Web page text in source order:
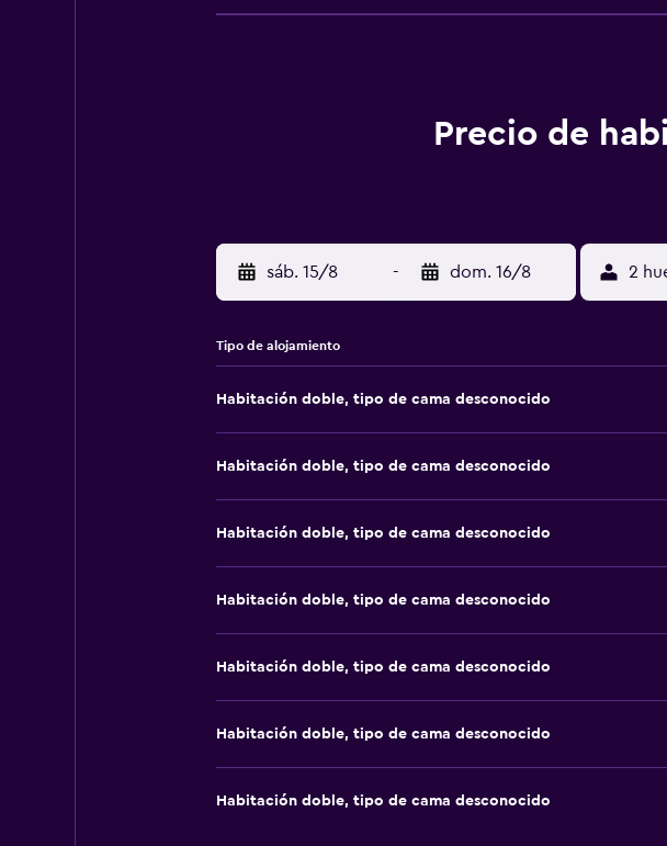
Precio de
sáb. 15/8 - dom. 16/8 2
Tipo de alojamiento
Habitación doble, tipo de cama desconocido
Habitación doble, tipo de cama desconocido
Habitación doble, tipo de cama desconocido
Habitación doble, tipo de cama desconocido
Habitación doble, tipo de cama desconocido
Habitación doble, tipo de cama desconocido
Habitación doble, tipo de cama desconocido